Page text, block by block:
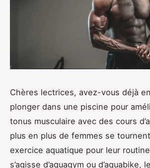
Chères lectrices, avez-vous déjà
plonger dans une piscine pour
tonus musculaire avec des cours
plus en plus de femmes se
exercice aquatique pour leur
s’agisse d’aquagym ou d’aquabike,